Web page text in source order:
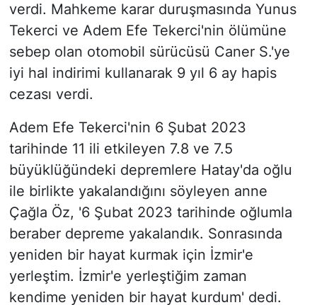
verdi. Mahkeme karar duruşmasında Yunus
Tekerci ve Adem Efe Tekerci'nin ölümüne
sebep olan otomobil sürücüsü Caner S.'ye
iyi hal indirimi kullanarak 9 yıl 6 ay hapis
cezası verdi.
Adem Efe Tekerci'nin 6 Şubat 2023
tarihinde 11 ili etkileyen 7.8 ve 7.5
büyüklüğündeki depremlere Hatay'da oğlu
ile birlikte yakalandığını söyleyen anne
Çağla Öz, '6 Şubat 2023 tarihinde oğlumla
beraber depreme yakalandık. Sonrasında
yeniden bir hayat kurmak için İzmir'e
yerleştim. İzmir'e yerleştiğim zaman
kendime yeniden bir hayat kurdum' dedi.